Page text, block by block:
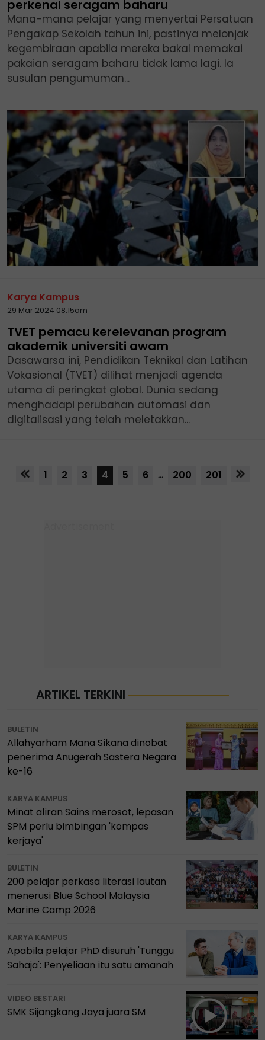
perkenal seragam baharu
Mana-mana pelajar yang menyertai Persatuan
Pengakap Sekolah tahun ini, pastinya melonjak
kegembiraan apabila mereka bakal memakai
pakaian seragam baharu tidak lama lagi. Ia
susulan pengumuman...
Karya Kampus
29 Mar 2024 08:15am
TVET pemacu kerelevanan program
akademik universiti awam
Dasawarsa ini, Pendidikan Teknikal dan Latihan
Vokasional (TVET) dilihat menjadi agenda
utama di peringkat global. Dunia sedang
menghadapi perubahan automasi dan
digitalisasi yang telah meletakkan...
1 2 3 4 5 6 ... 200 201
ARTIKEL TERKINI
BULETIN
Allahyarham Mana Sikana dinobat
penerima Anugerah Sastera Negara
ke-16
KARYA KAMPUS
Minat aliran Sains merosot, lepasan
SPM perlu bimbingan 'kompas
kerjaya'
BULETIN
200 pelajar perkasa literasi lautan
menerusi Blue School Malaysia
Marine Camp 2026
KARYA KAMPUS
Apabila pelajar PhD disuruh 'Tunggu
Sahaja': Penyeliaan itu satu amanah
VIDEO BESTARI
SMK Sijangkang Jaya juara SM